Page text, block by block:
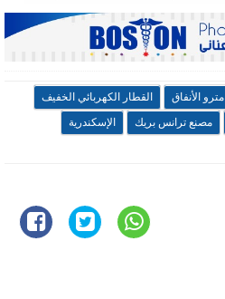
مترو الأنفاق
القطار الكهربائي الخفيف
مصنع ترانس بريك
الإسكندرية